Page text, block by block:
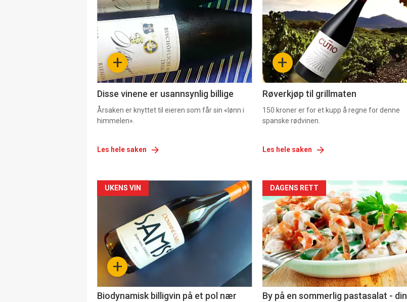
+
Disse vinene er usannsynlig billige
Årsaken er knyttet til eieren som får sin «lønn i
himmelen».
Les hele saken
akkurat
nå
-
2 +
Røverkjøp til grillmaten
150 kroner er for et kupp å regne for denne
spanske rødvinen.
Les hele saken
Forsiden
akkurat
nå
-
+
UKENS VIN
Biodynamisk billigvin på et pol nær
Forsiden
akkurat
nå
-
5
DAGENS RETT
By på en sommerlig pastasalat - din